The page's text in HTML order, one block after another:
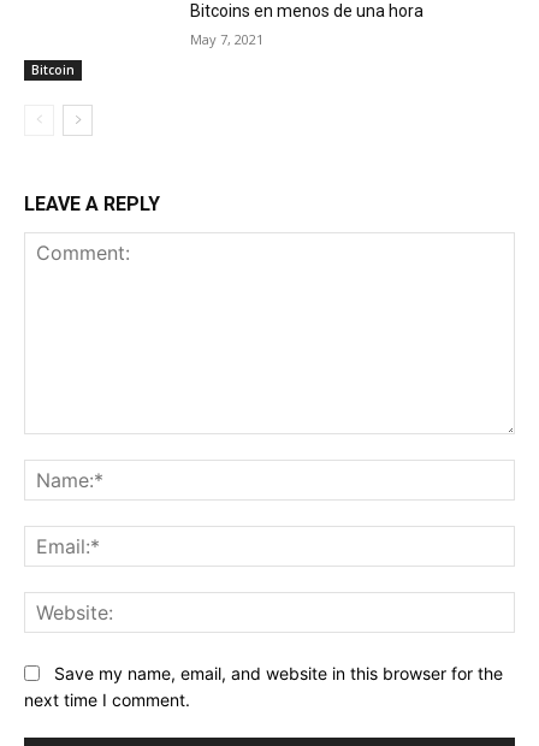
Bitcoin
Bitcoins en menos de una hora
May 7, 2021
LEAVE A REPLY
Save my name, email, and website in this browser for the
next time I comment.